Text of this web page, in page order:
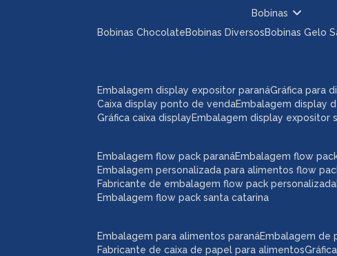
Bobinas
Bobinas Chocolate
Bobinas Diversos Bobinas Gelo
gráfica para
embalagem display
caixa display ponto de venda
gráfica caixa display embalagem display expositor
embalagem display expositor paraná
embalagem flow
fabricante de embalagem flow pack personalizada
embalagem personalizada para alimentos flow
embalagem flow pack santa catarina
embalagem flow pack paraná
embalagem
fabricante de caixa de papel para alimentos
embalagem para alimentos paraná